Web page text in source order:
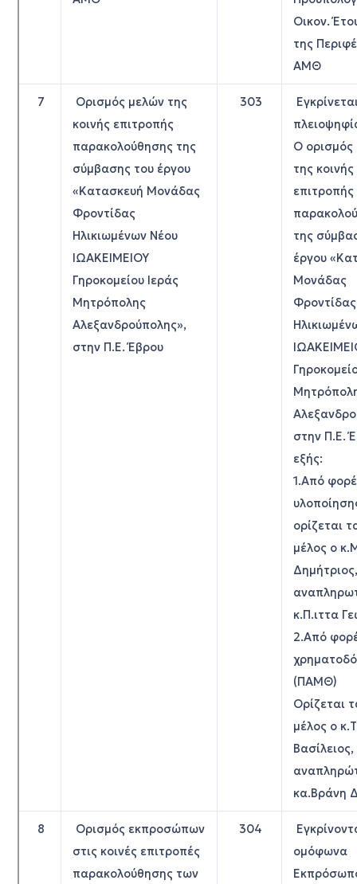
Οικον.
της
ΑΜΘ
7
Ορισμός μελών της
κοινής επιτροπής
παρακολούθησης της
σύμβασης του έργου
«Κατασκευή Μονάδας
Φροντίδας
Ηλικιωμένων Νέου
ΙΩΑΚΕΙΜΕΙΟΥ
Γηροκομείου Ιεράς
Μητρόπολης
Αλεξανδρούπολης»,
στην Π.Ε. Έβρου
303
Ο
της κοινής
επιτροπής
της
έργου
Μονάδας
Φροντίδας
στην Π.Ε.
εξής:
1.Από
ορίζεται
μέλος ο
κ.Π.ιττα
2.Από
(ΠΑΜΘ)
Ορίζεται
μέλος ο
κα.Βράνη
8
Ορισμός εκπροσώπων
στις κοινές επιτροπές
παρακολούθησης των
304
ομόφωνα